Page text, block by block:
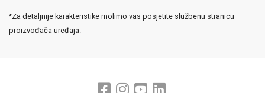
*Za detaljnije karakteristike molimo vas posjetite službenu stranicu
proizvođača uređaja.